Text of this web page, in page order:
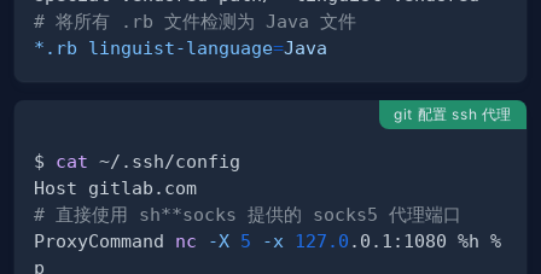
# 将所有 .rb 文件检测为 Java 文件
*.rb linguist-language=Java
git 配置 ssh 代理
$ cat
# 直接使用 sh**socks 提供的 socks5 代理端口
ProxyCommand nc -X 5 -x 127.0 .0.1:1080 %h %